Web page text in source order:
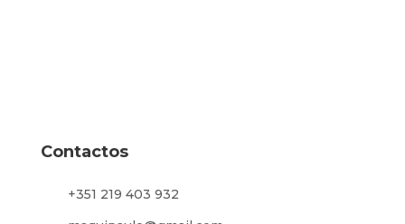
Contactos
+351 219 403 932